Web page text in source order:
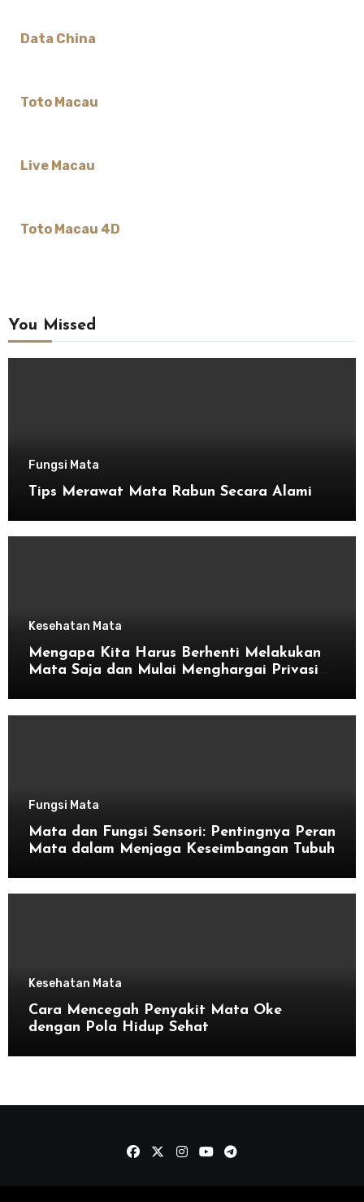
Data China
Toto Macau
Live Macau
Toto Macau 4D
You Missed
Fungsi Mata
Tips Merawat Mata Rabun Secara Alami
Kesehatan Mata
Mengapa Kita Harus Berhenti Melakukan
Mata Saja dan Mulai Menghargai Privasi
Fungsi Mata
Mata dan Fungsi Sensori: Pentingnya Peran
Mata dalam Menjaga Keseimbangan Tubuh
Kesehatan Mata
Cara Mencegah Penyakit Mata Oke
dengan Pola Hidup Sehat